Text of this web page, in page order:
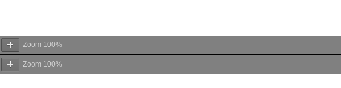
Zoom 100%
Zoom 100%